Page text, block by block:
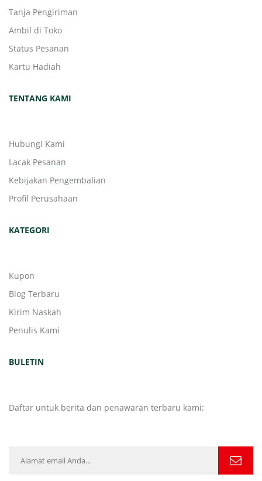
Tanja Pengiriman
Ambil di Toko
Status Pesanan
Kartu Hadiah
TENTANG KAMI
Hubungi Kami
Lacak Pesanan
Kebijakan Pengembalian
Profil Perusahaan
KATEGORI
Kupon
Blog Terbaru
Kirim Naskah
Penulis Kami
BULETIN
Daftar untuk berita dan penawaran terbaru kami: